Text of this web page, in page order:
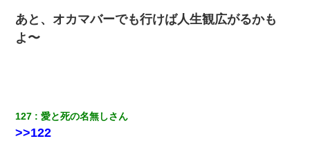
友人とふたりで山口に旅行した時の事。レンタカーを借りて山の
中の道を走っていたら、突然ガガッ！って音がして…
中途採用のAが部長から呼び出された。Aはヘラヘラと部屋に入っ
ていき、1時間後に号泣しながら出てきて…
あと、オカマバーでも行けば人生観広がるかも
よ〜
127 愛と死の名無しさん
>>122